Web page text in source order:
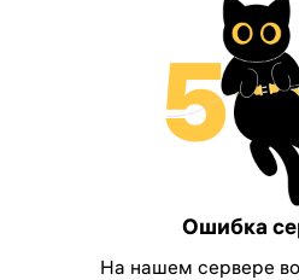
Ошибка
На нашем сервере